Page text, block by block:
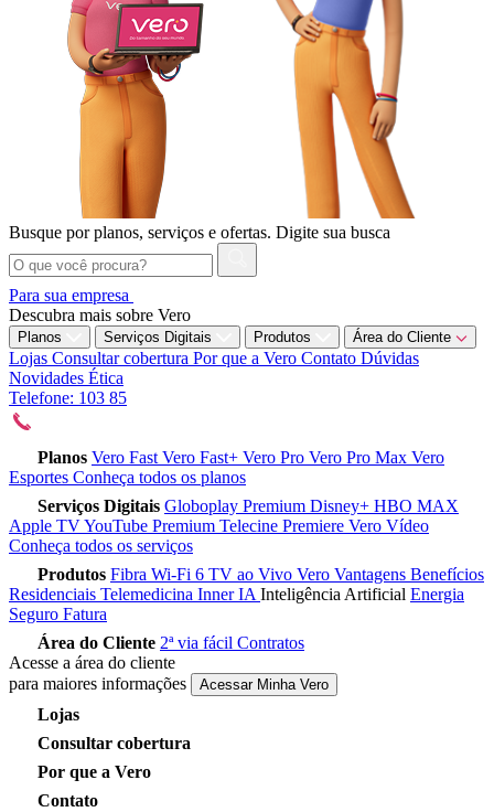
Busque por planos, serviços e ofertas. Digite sua busca
Para sua empresa
Descubra mais sobre Vero
Planos Serviços Digitais Produtos Área do Cliente
Lojas Consultar cobertura Por que a Vero Contato Dúvidas
Novidades Ética
Telefone: 103 85
Planos Vero Fast Vero Fast+ Vero Pro Vero Pro Max Vero
Esportes Conheça todos os planos
Serviços Digitais Globoplay Premium Disney+ HBO MAX
Apple TVYouTube Premium Telecine Premiere Vero Vídeo
Conheça todos os serviços
Produtos Fibra Wi-Fi 6 TV ao Vivo Vero Vantagens Benefícios
Residenciais Telemedicina Inner IA Inteligência Artificial Energia
Seguro Fatura
Área do Cliente 2ª via fácil Contratos
Acesse a área do cliente
para maiores informações
Acessar Minha Vero
Lojas
Consultar cobertura
Por que a Vero
Contato